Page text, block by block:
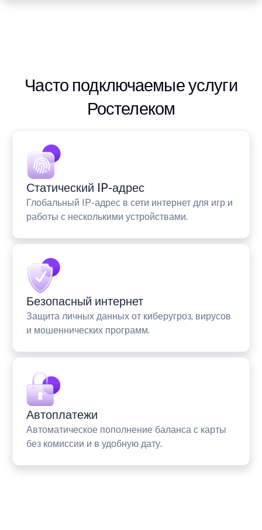
Часто подключаемые услуги
Ростелеком
Статический IP-адрес
Глобальный IP-адрес в сети интернет для игр и
работы с несколькими устройствами.
Безопасный интернет
Защита личных данных от киберугроз, вирусов
и мошеннических программ.
Автоплатежи
Автоматическое пополнение баланса с карты
без комиссии и в удобную дату.